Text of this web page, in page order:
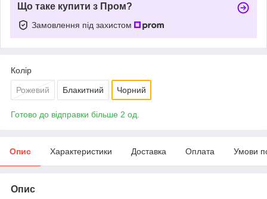
Що таке купити з Пром?
Замовлення під захистом
Колір
Рожевий Блакитний Чорний
Готово до відправки більше 2 од.
Опис Характеристики Доставка Оплата Умови
Опис